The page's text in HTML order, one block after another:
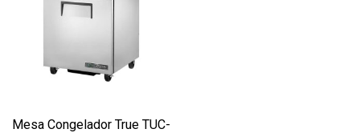
Mesa Congelador True TUC-